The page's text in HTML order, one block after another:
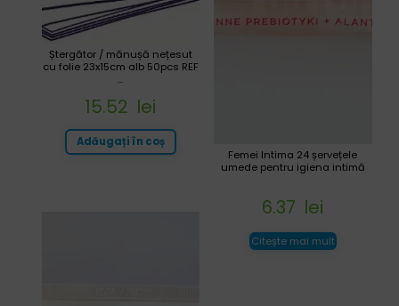
Femei Intima 24 șervețele
umede pentru igiena intimă
6.37 lei
Citește mai mult
Ștergător / mănușă nețesut
cu folie 23x15cm alb 50pcs REF
...
15.52 lei
Adăugați în coș